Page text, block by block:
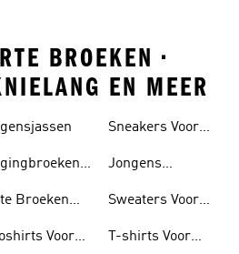
BROEKEN •
EN MEER
Broeken
Voor
Sneakers Voor
Jongens
Sweaters Voor
T-shirts Voor